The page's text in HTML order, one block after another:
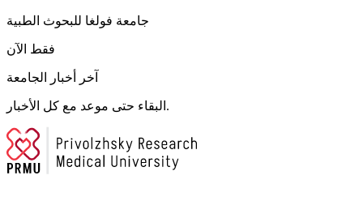
جامعة فولغا للبحوث الطبية
فقط الآن
آخر أخبار الجامعة
البقاء حتى موعد مع كل الأخبار.